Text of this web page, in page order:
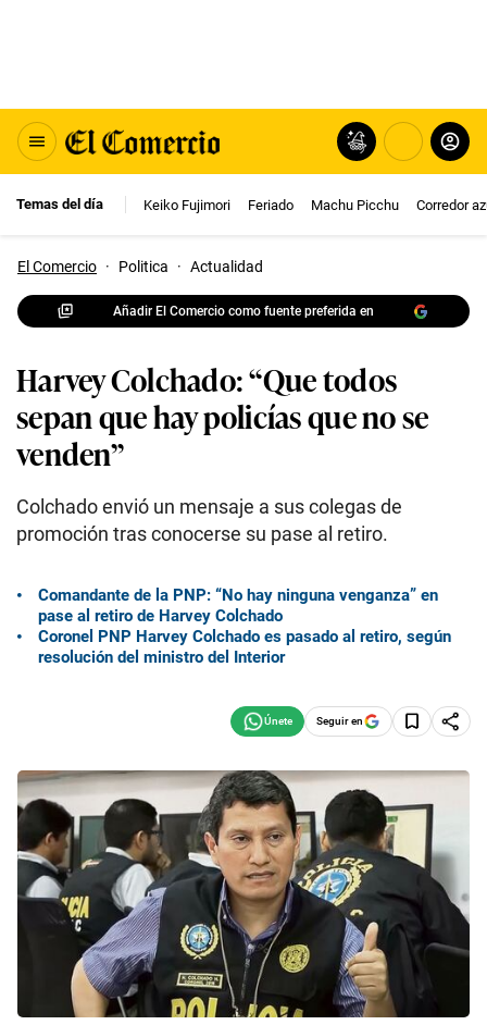
Temas del día Keiko Fujimori Feriado Machu Picchu Corredor
El Comercio · Politica · Actualidad
Añadir El Comercio como fuente preferida en
Harvey Colchado: “Que todos
sepan que hay policías que no se
venden”
Colchado envió un mensaje a sus colegas de
promoción tras conocerse su pase al retiro.
Comandante de la PNP: “No hay ninguna venganza” en
pase al retiro de Harvey Colchado
Coronel PNP Harvey Colchado es pasado al retiro, según
resolución del ministro del Interior
Seguir en